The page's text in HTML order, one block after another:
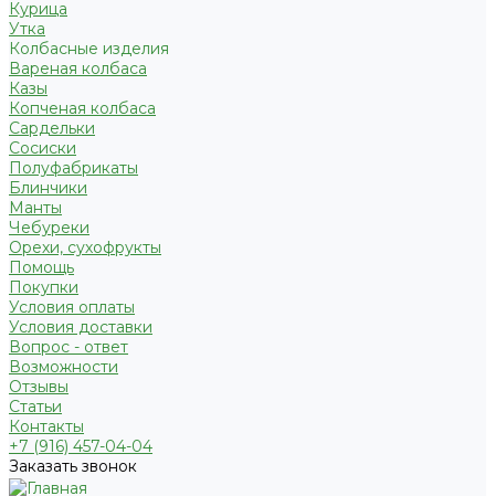
Курица
Утка
Колбасные изделия
Вареная колбаса
Казы
Копченая колбаса
Сардельки
Сосиски
Полуфабрикаты
Блинчики
Манты
Чебуреки
Орехи, сухофрукты
Помощь
Покупки
Условия оплаты
Условия доставки
Вопрос - ответ
Возможности
Отзывы
Статьи
Контакты
+7 (916) 457-04-04
Заказать звонок